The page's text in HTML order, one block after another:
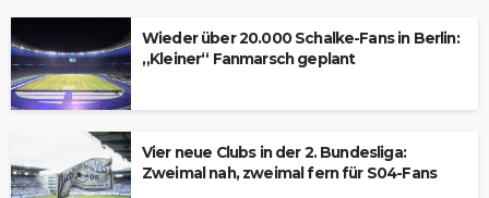
Wieder über 20.000 Schalke-Fans in Berlin:
„Kleiner“ Fanmarsch geplant
Vier neue Clubs in der 2. Bundesliga:
Zweimal nah, zweimal fern für S04-Fans